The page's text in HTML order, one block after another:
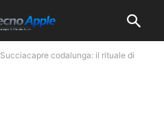
Succiacapre codalunga: il rituale di